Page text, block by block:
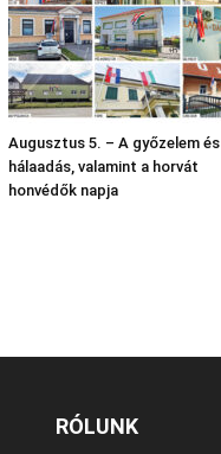
Augusztus 5. – A győzelem és
hálaadás, valamint a horvát
honvédők napja
RÓLUNK